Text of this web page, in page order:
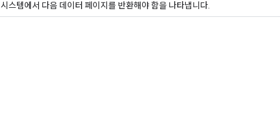
시스템에서 다음 데이터 페이지를 반환해야 함을 나타냅니다.